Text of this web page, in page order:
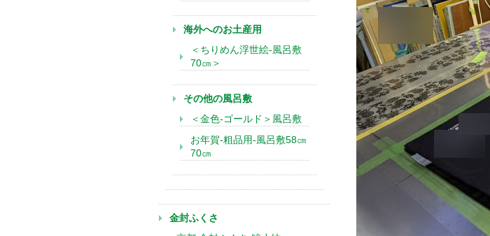
海外へのお土産用
＜ちりめん浮世絵-風呂敷
70㎝＞
その他の風呂敷
＜金色-ゴールド＞風呂敷
お年賀-粗品用-風呂敷58㎝
70㎝
金封ふくさ